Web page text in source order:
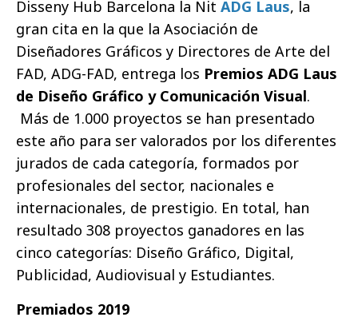
Disseny Hub Barcelona la Nit ADG Laus, la
gran cita en la que la Asociación de
Diseñadores Gráficos y Directores de Arte del
FAD, ADG-FAD, entrega los Premios ADG Laus
de Diseño Gráfico y Comunicación Visual.
Más de 1.000 proyectos se han presentado
este año para ser valorados por los diferentes
jurados de cada categoría, formados por
profesionales del sector, nacionales e
internacionales, de prestigio. En total, han
resultado 308 proyectos ganadores en las
cinco categorías: Diseño Gráfico, Digital,
Publicidad, Audiovisual y Estudiantes.
Premiados 2019